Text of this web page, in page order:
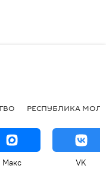
РЕСПУБЛИКА
Макс VK